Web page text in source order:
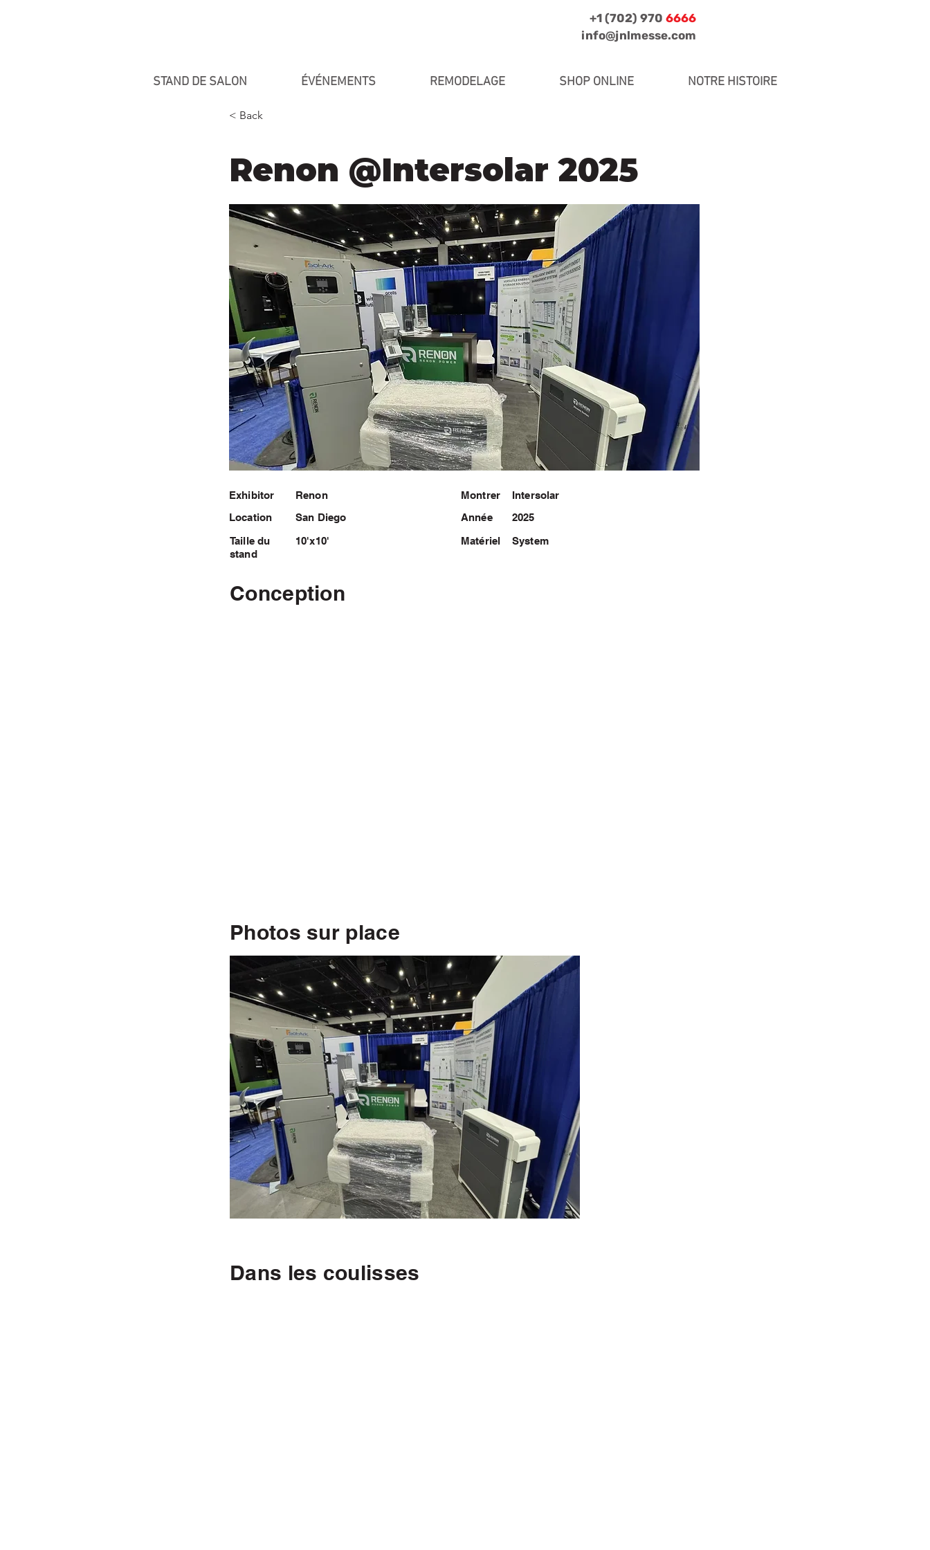
+1 (702) 970 6666
info@jnlmesse.com
STAND DE SALON ÉVÉNEMENTS REMODELAGE SHOP ONLINE NOTRE HISTOIRE
< Back
Renon @Intersolar 2025
Exhibitor
Location
Taille du
stand
Renon Montrer
Intersolar
San Diego
Année
2025
10'x10'
Matériel System
Conception
Photos sur place
Dans les coulisses